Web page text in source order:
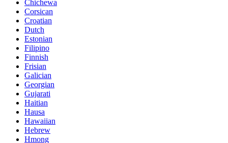
Chichewa
Corsican
Croatian
Dutch
Estonian
Filipino
Finnish
Frisian
Galician
Georgian
Gujarati
Haitian
Hausa
Hawaiian
Hebrew
Hmong